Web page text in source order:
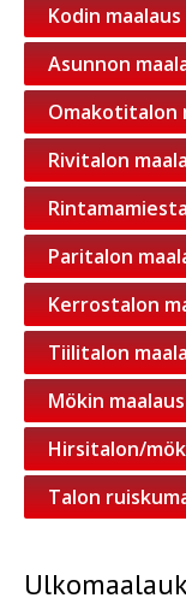
Kodin maalaus
Asunnon
Omakotitalon
Rivitalon
Paritalon
Kerrostalon
Tiilitalon
Mökin maalaus
Hirsitalon/
Talon